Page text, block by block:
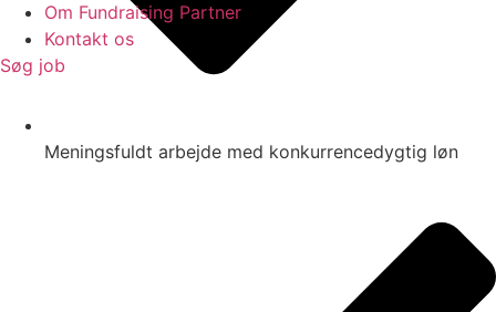
Om Fundraising Partner
Kontakt os
Søg job
Meningsfuldt arbejde med konkurrencedygtig løn